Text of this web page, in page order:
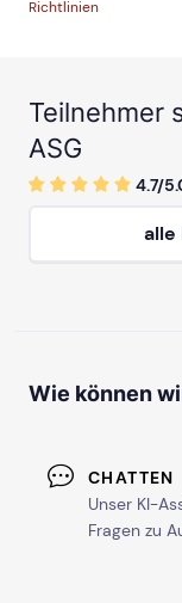
Richtlinien
Teilnehmer
ASG
4.7/5
alle
Wie können
CHATTEN
Unser KI-
Fragen zu